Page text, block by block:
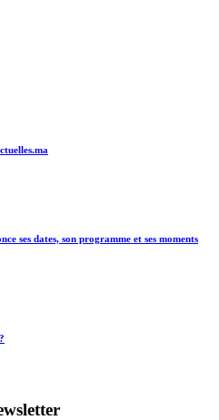
ses dates, son programme et ses moments